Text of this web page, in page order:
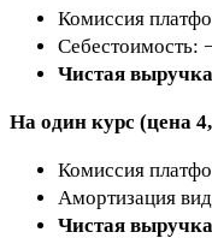
Комиссия
Себестоимость:
Чистая
На один курс (цена
Комиссия
Амортизация
Чистая